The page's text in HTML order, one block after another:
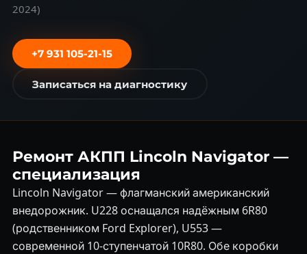
2024)
+7 931 105-21-15
Записаться на диагностику
Ремонт АКПП Lincoln Navigator —
специализация
Lincoln Navigator — флагманский американский
внедорожник. U228 оснащался надёжным 6R80
(родственником Ford Explorer), U553 —
современной 10-ступенчатой 10R80. Обе коробки